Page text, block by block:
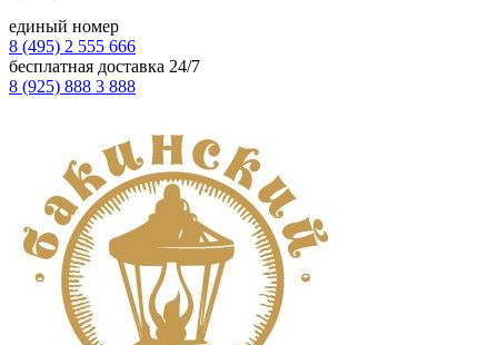
единый номер
8 (495) 2 555 666
бесплатная доставка 24/7
8 (925) 888 3 888